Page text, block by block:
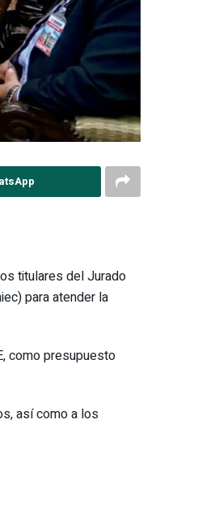
titulares del Jurado
para atender la
como presupuesto
así como a los